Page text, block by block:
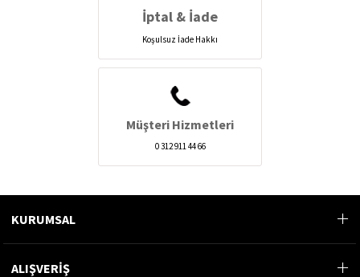
İptal & İade
Koşulsuz İade Hakkı
Müşteri Hizmetleri
0 312 911 44 66
KURUMSAL
ALIŞVERİŞ